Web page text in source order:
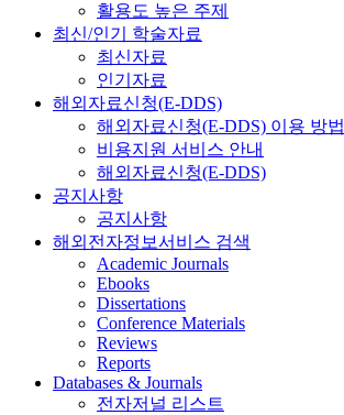
활용도 높은 주제
최신/인기 학술자료
최신자료
인기자료
해외자료신청(E-DDS)
해외자료신청(E-DDS) 이용 방법
비용지원 서비스 안내
해외자료신청(E-DDS)
공지사항
공지사항
해외전자정보서비스 검색
Academic Journals
Ebooks
Dissertations
Conference Materials
Reviews
Reports
Databases & Journals
전자저널 리스트